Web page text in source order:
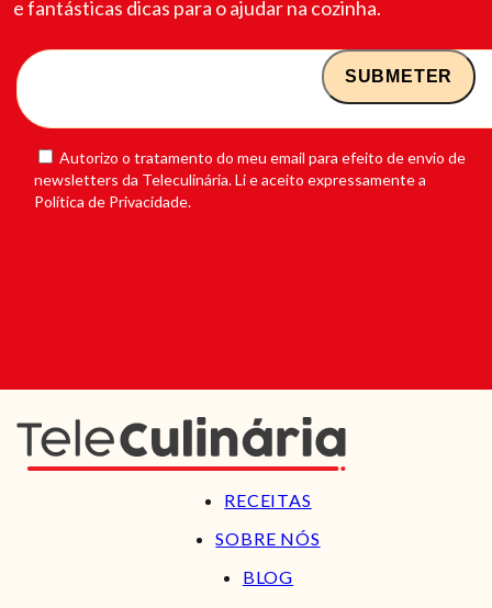
e fantásticas dicas para o ajudar na cozinha.
Autorizo o tratamento do meu email para efeito de envio de
newsletters da Teleculinária. Li e aceito expressamente a
Política de Privacidade.
RECEITAS
SOBRE NÓS
BLOG